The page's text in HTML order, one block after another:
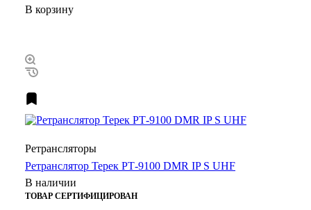
В корзину
Ретрансляторы
Ретранслятор Терек РТ-9100 DMR IP S UHF
В наличии
ТОВАР СЕРТИФИЦИРОВАН